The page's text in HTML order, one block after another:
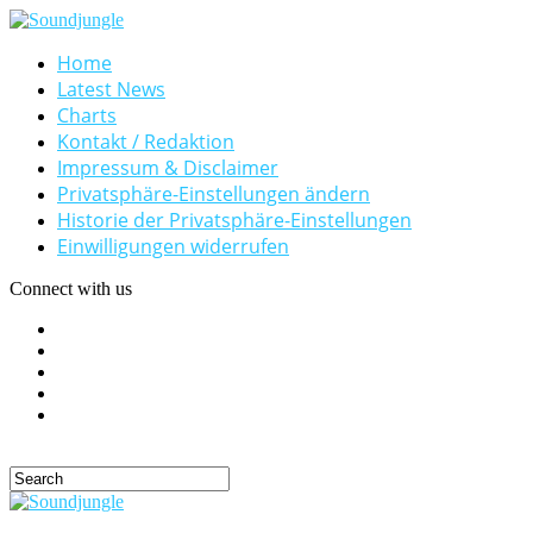
Home
Latest News
Charts
Kontakt / Redaktion
Impressum & Disclaimer
Privatsphäre-Einstellungen ändern
Historie der Privatsphäre-Einstellungen
Einwilligungen widerrufen
Connect with us